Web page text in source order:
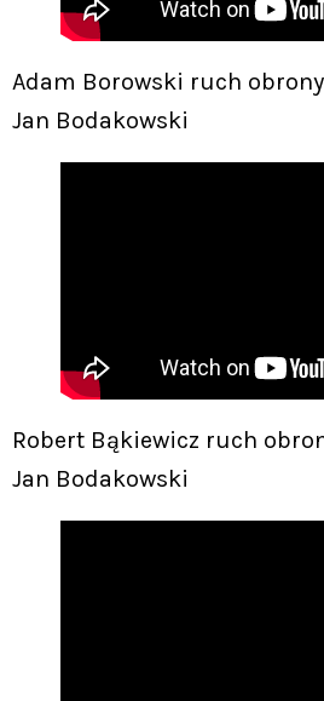
Adam Borowski ruch
Jan Bodakowski
Robert Bąkiewicz ruch
Jan Bodakowski